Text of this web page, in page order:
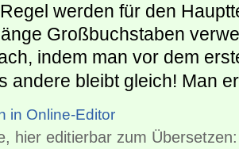
werden für den
Großbuchstaben
indem man vor dem
andere bleibt gleich! Man
in Online-Editor
hier editierbar zum Übersetzen: